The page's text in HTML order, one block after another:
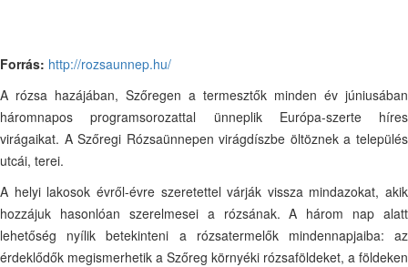
Forrás: http://rozsaunnep.hu/
A rózsa hazájában, Szőregen a termesztők minden év júniusában
háromnapos programsorozattal ünneplik Európa-szerte híres
virágaikat. A Szőregi Rózsaünnepen virágdíszbe öltöznek a település
utcái, terei.
A helyi lakosok évről-évre szeretettel várják vissza mindazokat, akik
hozzájuk hasonlóan szerelmesei a rózsának. A három nap alatt
lehetőség nyílik betekinteni a rózsatermelők mindennapjaiba: az
érdeklődők megismerhetik a Szőreg környéki rózsaföldeket, a földeken